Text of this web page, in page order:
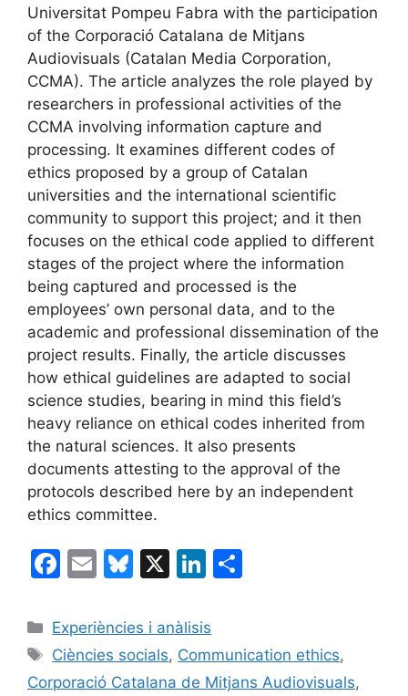
Universitat Pompeu Fabra with the participation
of the Corporació Catalana de Mitjans
Audiovisuals (Catalan Media Corporation,
CCMA). The article analyzes the role played by
researchers in professional activities of the
CCMA involving information capture and
processing. It examines different codes of
ethics proposed by a group of Catalan
universities and the international scientific
community to support this project; and it then
focuses on the ethical code applied to different
stages of the project where the information
being captured and processed is the
employees’ own personal data, and to the
academic and professional dissemination of the
project results. Finally, the article discusses
how ethical guidelines are adapted to social
science studies, bearing in mind this field’s
heavy reliance on ethical codes inherited from
the natural sciences. It also presents
documents attesting to the approval of the
protocols described here by an independent
ethics committee.
F
c
e
b
E
ai
l
Bl
e
s
k
X
Li
k
e
dI
p
ar
Categories
Experiències i anàlisis
Etiquetes
Ciències socials, Communication ethics,
Corporació Catalana de Mitjans Audiovisuals,